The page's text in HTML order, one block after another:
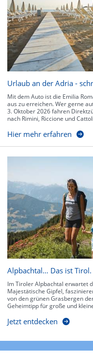
Urlaub an der Adria -
Mit dem Auto ist die Emilia
aus zu erreichen. Wer gerne
3. Oktober 2026 fahren
nach Rimini, Riccione und
Hier mehr erfahren
Alpbachtal… Das ist Tirol.
Im Tiroler Alpbachtal erwartet
Majestätische Gipfel,
von den grünen Grasbergen
Geheimtipp für große und
Jetzt entdecken